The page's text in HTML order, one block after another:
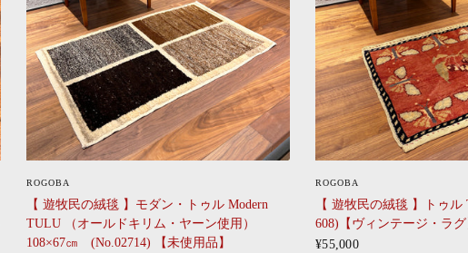
ROGOBA
【 遊牧民の絨毯 】モダン・トゥル Modern
TULU （オールドキリム・ヤーン使用）
108×67㎝ (No.02714) 【未使用品】
ROGOBA
【 遊牧民の絨毯 】トゥ
608)【ヴィンテージ・ラグ
¥55,000